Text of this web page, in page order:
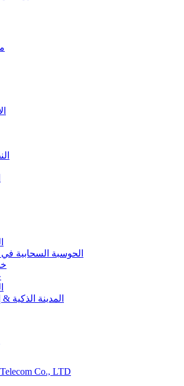
الحوسبة السحابية
المدينة الذكية